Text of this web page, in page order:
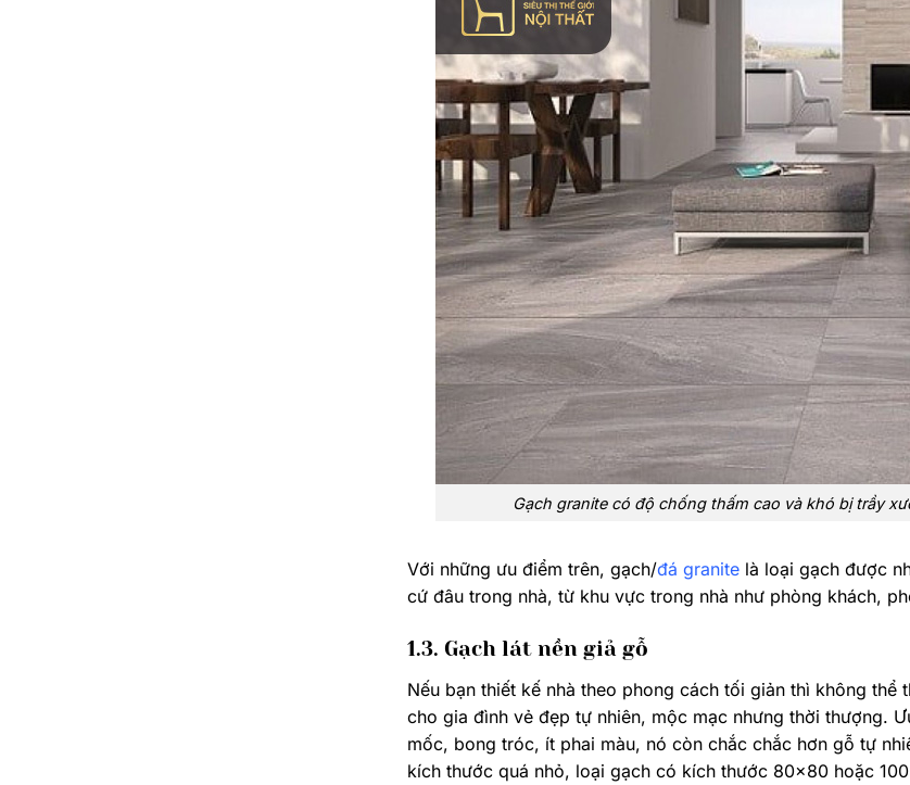
Gạch granite có độ chống thấm cao và khó bị trầy
Với những ưu điểm trên, gạch/đá granitelà loại gạch được
cứ đâu trong nhà, từ khu vực trong nhà như phòng khách,
1.3. Gạch lát nền giả gỗ
Nếu bạn thiết kế nhà theo phong cách tối giản thì không thể
cho gia đình vẻ đẹp tự nhiên, mộc mạc nhưng thời thượng.
mốc, bong tróc, ít phai màu, nó còn chắc chắc hơn gỗ tự
kích thước quá nhỏ, loại gạch có kích thước 80×80 hoặc